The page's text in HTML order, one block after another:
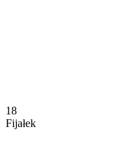
18
Fijałek